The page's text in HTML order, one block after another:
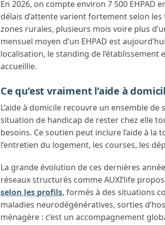
En 2026, on compte environ 7 500 EHPAD
délais d’attente varient fortement selon
zones rurales, plusieurs mois voire plus
mensuel moyen d’un EHPAD est
localisation, le standing de
accueillie.
Ce qu’est vraiment l’aide à
L’aide à domicile recouvre un ensemble
situation de handicap de rester chez elle
besoins. Ce soutien peut inclure l’aide à la
l’entretien du logement, les courses, les
La grande évolution de ces dernières
réseaux structurés comme AUXI’life
selon les profils, formés à des situations
maladies neurodégénératives, sorties
ménagère : c’est un accompagnement